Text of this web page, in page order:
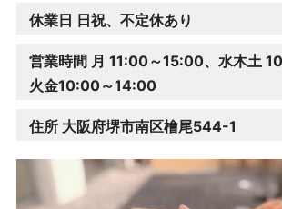
休業日 日祝、不定休あり
営業時間 月 11:00～15:00、水木土
火金10:00～14:00
住所 大阪府堺市南区檜尾544-1